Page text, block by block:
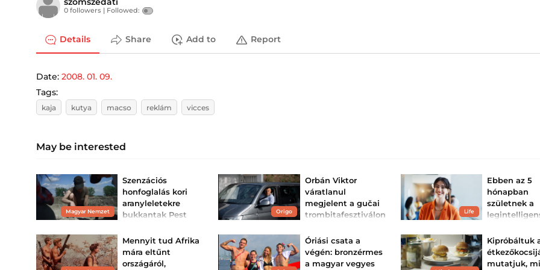
0 followers | Followed:
Details Share Add to Report
Date: 2008. 01. 09.
Tags:
kaja kutya macso reklám vicces
May be interested
Magyar Nemzet
Szenzációs
honfoglalás kori
aranyleletekre
bukkantak Pest
A felbecsülhetetlen értékű
kincs a korabeli elit
tagjaihoz tartozhatott.
Origo
Orbán Viktor
váratlanul
megjelent a gučai
trombitafesztiválon
Sör, csevap és
trombitaszó.
Life
Ebben az 5
hónapban
születnek a
köztük vagy?
Mindig több
mások előtt
különleges
Mennyit tud Afrika
mára eltűnt
országáról,
Óriási csata a
végén: bronzérmes
a magyar vegyes
Kipróbáltuk
mutatjuk,